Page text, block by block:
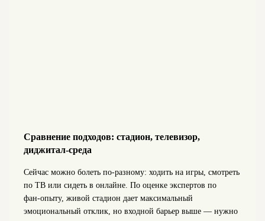
Сравнение подходов: стадион, телевизор,
диджитал‑среда
Сейчас можно болеть по‑разному: ходить на игры, смотреть
по ТВ или сидеть в онлайне. По оценке экспертов по
фан‑опыту, живой стадион дает максимальный
эмоциональный отклик, но входной барьер выше — нужно